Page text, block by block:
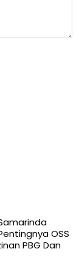
OSS
PBG Dan